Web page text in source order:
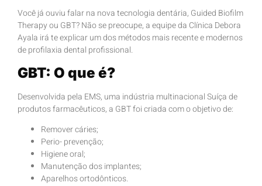
Você já ouviu falar na nova tecnologia dentária, Guided Biofilm
Therapy ou GBT? Não se preocupe, a equipe da Clínica Debora
Ayala irá te explicar um dos métodos mais recente e modernos
de profilaxia dental profissional.
GBT: O que é?
Desenvolvida pela EMS, uma indústria multinacional Suíça de
produtos farmacêuticos, a GBT foi criada com o objetivo de:
Remover cáries;
Perio- prevenção;
Higiene oral;
Manutenção dos implantes;
Aparelhos ortodônticos.